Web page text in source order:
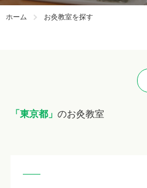
ホーム お灸教室を探す
「東京都」 のお灸教室